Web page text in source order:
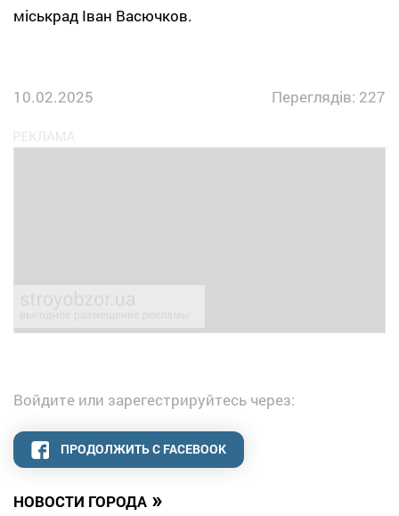
НОВОСТИ ГОРОДА »
міськрад Іван Васючков.
10.02.2025 Переглядів: 227
Войдите или зарегестрируйтесь через:
ПРОДОЛЖИТЬ С FACEBOOK